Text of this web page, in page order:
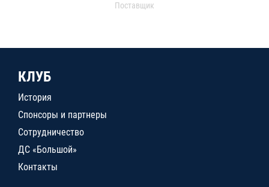
Поставщик
КЛУБ
История
Спонсоры и партнеры
Сотрудничество
ДС «Большой»
Контакты